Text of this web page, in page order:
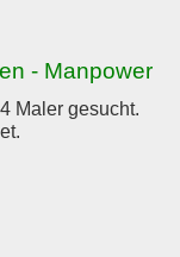
- Manpower
Maler gesucht.